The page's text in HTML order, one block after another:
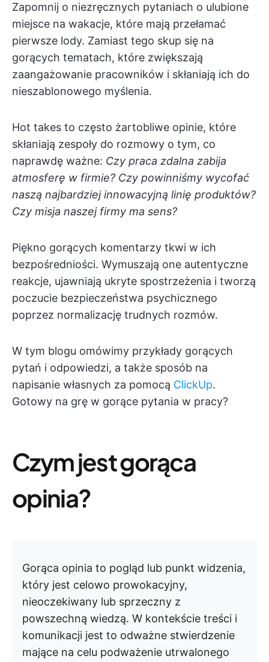
Zapomnij o niezręcznych pytaniach o ulubione
miejsce na wakacje, które mają przełamać
pierwsze lody. Zamiast tego skup się na
gorących tematach, które zwiększają
zaangażowanie pracowników i skłaniają ich do
nieszablonowego myślenia.
Hot takes to często żartobliwe opinie, które
skłaniają zespoły do rozmowy o tym, co
naprawdę ważne: Czy praca zdalna zabija
atmosferę w firmie? Czy powinniśmy wycofać
naszą najbardziej innowacyjną linię produktów?
Czy misja naszej firmy ma sens?
Piękno gorących komentarzy tkwi w ich
bezpośredniości. Wymuszają one autentyczne
reakcje, ujawniają ukryte spostrzeżenia i tworzą
poczucie bezpieczeństwa psychicznego
poprzez normalizację trudnych rozmów.
W tym blogu omówimy przykłady gorących
pytań i odpowiedzi, a także sposób na
napisanie własnych za pomocą ClickUp.
Gotowy na grę w gorące pytania w pracy?
Czym jest gorąca
opinia?
Gorąca opinia to pogląd lub punkt widzenia,
który jest celowo prowokacyjny,
nieoczekiwany lub sprzeczny z
powszechną wiedzą. W kontekście treści i
komunikacji jest to odważne stwierdzenie
mające na celu podważenie utrwalonego